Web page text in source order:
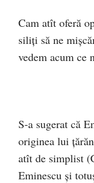
Cam atît oferă
siliţi să ne
vedem acum ce
S-a sugerat că
originea lui
atît de simplist
Eminescu şi